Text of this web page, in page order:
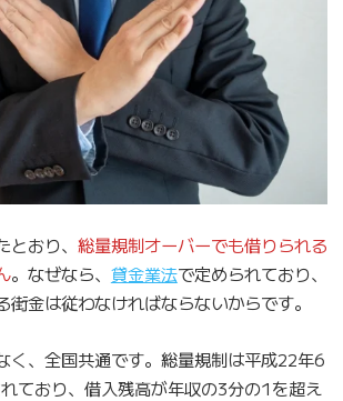
おり、 総量規制オーバーでも借りられる
。なぜなら、 貸金業法で定められており、
街金は従わなければならないからです。
く、全国共通です。総量規制は平成22年6
ており、借入残高が年収の3分の1を超え